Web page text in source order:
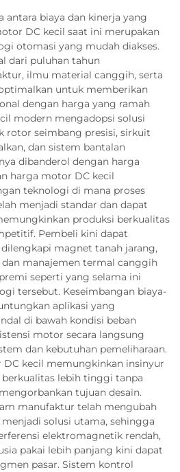
antara biaya dan kinerja yang
DC kecil saat ini merupakan
otomasi yang mudah diakses.
dari puluhan tahun
ilmu material canggih, serta
untuk memberikan
dengan harga yang ramah
modern mengadopsi solusi
rotor seimbang presisi, sirkuit
dan sistem bantalan
dibanderol dengan harga
harga motor DC kecil
teknologi di mana proses
menjadi standar dan dapat
produksi berkualitas
Pembeli kini dapat
magnet tanah jarang,
manajemen termal canggih
seperti yang selama ini
tersebut. Keseimbangan biaya-
aplikasi yang
di bawah kondisi beban
motor secara langsung
dan kebutuhan pemeliharaan.
kecil memungkinkan insinyur
lebih tinggi tanpa
tujuan desain.
manufaktur telah mengubah
solusi utama, sehingga
elektromagnetik rendah,
pakai lebih panjang kini dapat
pasar. Sistem kontrol